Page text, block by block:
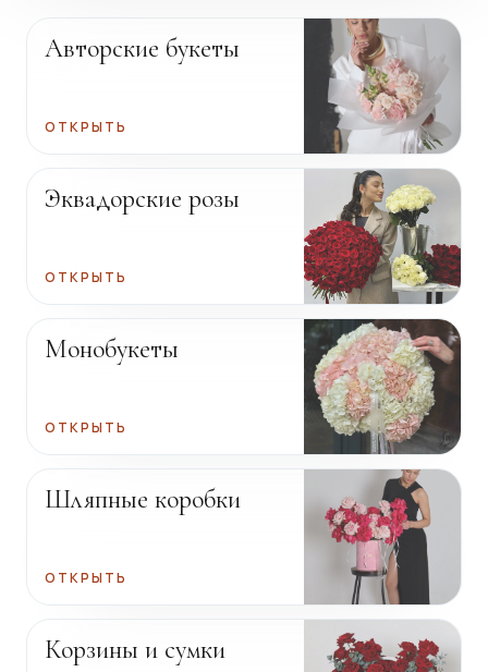
Авторские букеты
ОТКРЫТЬ
Эквадорские розы
ОТКРЫТЬ
Монобукеты
ОТКРЫТЬ
Шляпные коробки
ОТКРЫТЬ
Корзины и сумки